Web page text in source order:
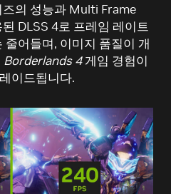
즈의 성능과 Multi Frame
DLSS 4로 프레임 레이트
어들며, 이미지 품질이 개
Borderlands 4게임 경험이
이드됩니다.